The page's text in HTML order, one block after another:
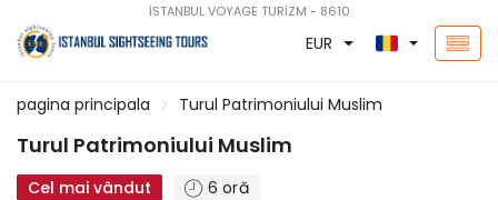
İSTANBUL VOYAGE TURİZM - 8610
EUR
pagina principala Turul Patrimoniului Muslim
Turul Patrimoniului Muslim
Cel mai vândut
6 oră